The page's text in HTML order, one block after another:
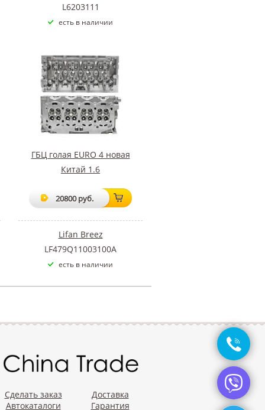
L6203111
есть в наличии
ГБЦ голая EURO 4 новая
Китай 1.6
20800 руб.
Lifan Breez
LF479Q11003100A
есть в наличии
Сделать заказ
Автокаталоги
Доставка
Гарантия